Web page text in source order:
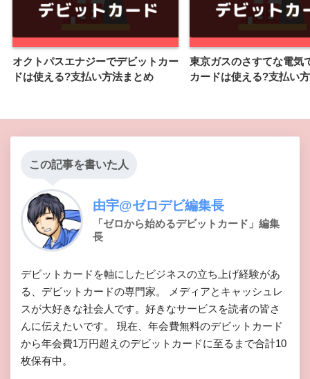
オクトパスエナジーでデビットカー
ドは使える?支払い方法まとめ
東京ガスのさすてな電気
カードは使える?支払い
この記事を書いた人
由宇@ゼロデビ編集長
「ゼロから始めるデビットカード」編集
長
デビットカードを軸にしたビジネスの立ち上げ経験があ
る、デビットカードの専門家。 メディアとキャッシュレ
スが大好きな社会人です。好きなサービスを読者の皆さ
んに伝えたいです。 現在、年会費無料のデビットカード
から年会費1万円超えのデビットカードに至るまで合計10
枚保有中。